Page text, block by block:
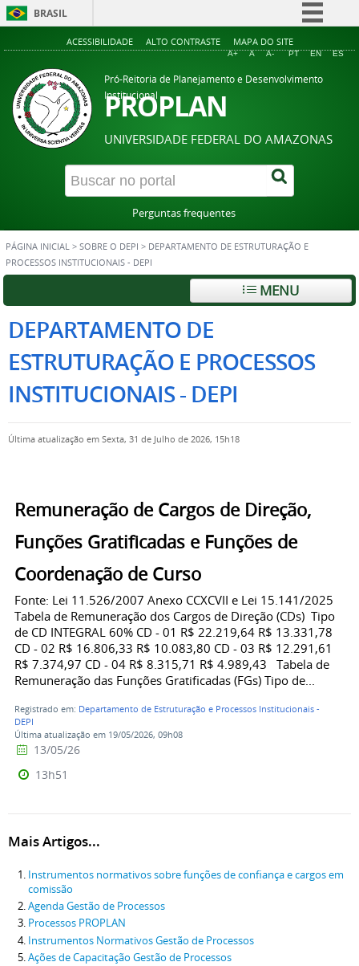
BRASIL
Simplifique!
Acesso à informação
Legislação
Canais
ACESSIBILIDADE ALTO CONTRASTE MAPA DO SITE
A+ A A- PT EN ES
Pró-Reitoria de Planejamento e Desenvolvimento
Institucional
PROPLAN
UNIVERSIDADE FEDERAL DO AMAZONAS
Perguntas frequentes
PÁGINA INICIAL > SOBRE O DEPI > DEPARTAMENTO DE ESTRUTURAÇÃO E
PROCESSOS INSTITUCIONAIS - DEPI
MENU
DEPARTAMENTO DE
ESTRUTURAÇÃO E PROCESSOS
INSTITUCIONAIS - DEPI
Última atualização em Sexta, 31 de Julho de 2026, 15h18
Remuneração de Cargos de Direção,
Funções Gratificadas e Funções de
Coordenação de Curso
Fonte: Lei 11.526/2007 Anexo CCXCVII e Lei 15.141/2025
Tabela de Remuneração dos Cargos de Direção (CDs) Tipo
de CD INTEGRAL 60% CD - 01 R$ 22.219,64 R$ 13.331,78
CD - 02 R$ 16.806,33 R$ 10.083,80 CD - 03 R$ 12.291,61
R$ 7.374,97 CD - 04 R$ 8.315,71 R$ 4.989,43 Tabela de
Remuneração das Funções Gratificadas (FGs) Tipo de...
Registrado em: Departamento de Estruturação e Processos Institucionais -
DEPI
Última atualização em 19/05/2026, 09h08
13/05/26
13h51
Mais Artigos...
Instrumentos normativos sobre funções de confiança e cargos em
comissão
Agenda Gestão de Processos
Processos PROPLAN
Instrumentos Normativos Gestão de Processos
Ações de Capacitação Gestão de Processos